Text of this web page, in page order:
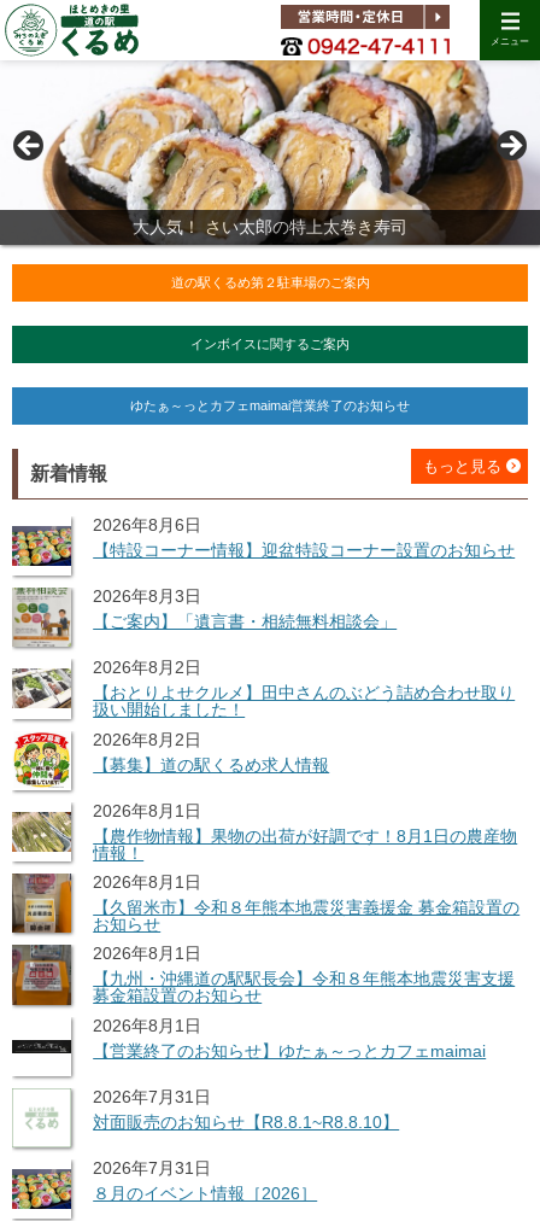
メニュー
柿 出荷予定時期：９月下旬～１２月上旬
ハウストマト 出荷予定時期：１月上旬～６月下旬
開駅から不動の人気商品！ 里鎌屋のいきなり饅頭
いちご 出荷予定時期：１２月中旬～５月下旬
大人気！ さい太郎の特上太巻き寿司
かぶ 出荷予定時期：１０月中旬～４月下旬
カリブロ 出荷予定時期：１２月下旬～１月下旬
パントビスコさんデザインのロゴを使用したグッズも好評販売中！
久留米市のイメージキャラクターのくるっぱパンも！
全国有数の酒処 久留米の地酒が集合！
きゅうり 出荷予定時期：５月下旬～６月下旬
スイートコーン 出荷予定時期：５月下旬～６月下旬
田主丸の巨峰 出荷予定時期：８月上旬～９月中旬
ぶどう 出荷予定時期：８月上旬～９月中旬
ブルーベリー 出荷予定時期：６月上旬～８月上旬
空豆 出荷予定時期：４月中旬～５月下旬
加工品やお土産も豊富！
用途はいろいろ、素焼きのもちもちたいやき★
道の駅くるめ第２駐車場のご案内
インボイスに関するご案内
ゆたぁ～っとカフェmaimai営業終了のお知らせ
新着情報 もっと見る
2026年8月6日
【特設コーナー情報】迎盆特設コーナー設置のお知らせ
2026年8月3日
【ご案内】「遺言書・相続無料相談会」
2026年8月2日
【おとりよせクルメ】田中さんのぶどう詰め合わせ取り
扱い開始しました！
2026年8月2日
【募集】道の駅くるめ求人情報
2026年8月1日
【農作物情報】果物の出荷が好調です！8月1日の農産物
情報！
2026年8月1日
【久留米市】令和８年熊本地震災害義援金 募金箱設置の
お知らせ
2026年8月1日
【九州・沖縄道の駅駅長会】令和８年熊本地震災害支援
募金箱設置のお知らせ
2026年8月1日
【営業終了のお知らせ】ゆたぁ～っとカフェmaimai
2026年7月31日
対面販売のお知らせ【R8.8.1~R8.8.10】
2026年7月31日
８月のイベント情報［2026］